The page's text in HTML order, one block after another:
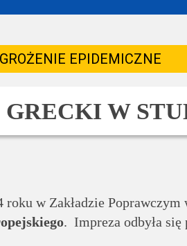
EPIDEMICZNE
W
w Zakładzie Poprawczym
. Impreza odbyła się